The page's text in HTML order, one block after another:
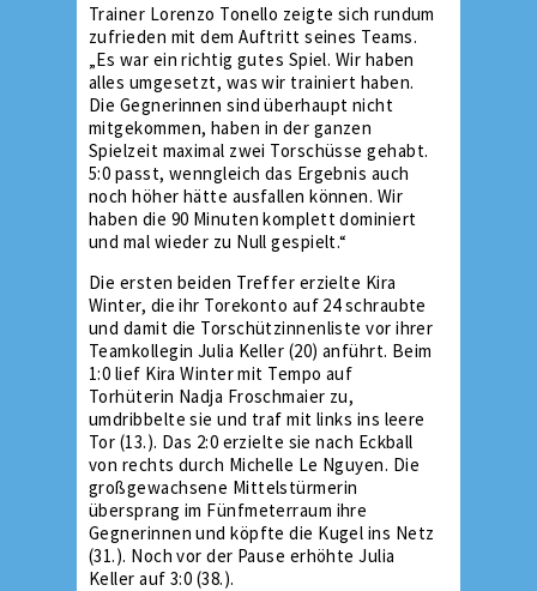
Trainer Lorenzo Tonello zeigte sich rundum
zufrieden mit dem Auftritt seines Teams.
„Es war ein richtig gutes Spiel. Wir haben
alles umgesetzt, was wir trainiert haben.
Die Gegnerinnen sind überhaupt nicht
mitgekommen, haben in der ganzen
Spielzeit maximal zwei Torschüsse gehabt.
5:0 passt, wenngleich das Ergebnis auch
noch höher hätte ausfallen können. Wir
haben die 90 Minuten komplett dominiert
und mal wieder zu Null gespielt.“
Die ersten beiden Treffer erzielte Kira
Winter, die ihr Torekonto auf 24 schraubte
und damit die Torschützinnenliste vor ihrer
Teamkollegin Julia Keller (20) anführt. Beim
1:0 lief Kira Winter mit Tempo auf
Torhüterin Nadja Froschmaier zu,
umdribbelte sie und traf mit links ins leere
Tor (13.). Das 2:0 erzielte sie nach Eckball
von rechts durch Michelle Le Nguyen. Die
großgewachsene Mittelstürmerin
übersprang im Fünfmeterraum ihre
Gegnerinnen und köpfte die Kugel ins Netz
(31.). Noch vor der Pause erhöhte Julia
Keller auf 3:0 (38.).